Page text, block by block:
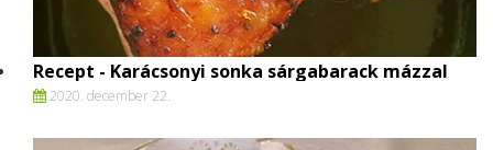
Recept - Karácsonyi sonka sárgabarack mázzal
2020. december 22.